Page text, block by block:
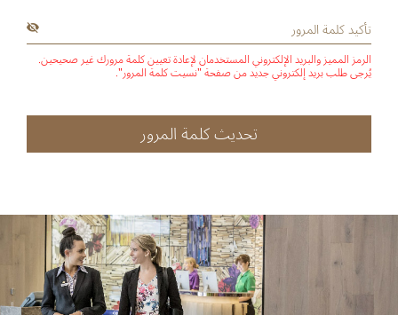
الرمز المميز والبريد الإلكتروني المستخدمان لإعادة تعيين كلمة مرورك غير صحيحين.
يُرجى طلب بريد إلكتروني جديد من صفحة "نسيت كلمة المرور".
تحديث كلمة المرور